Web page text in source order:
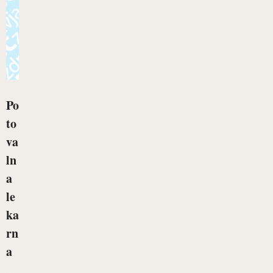
Po
to
va
ln
a
le
ka
rn
a